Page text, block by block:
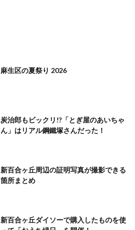
麻生区の夏祭り 2026
炭治郎もビックリ!?「とぎ屋のあいちゃ
ん」はリアル鋼鐵塚さんだった！
新百合ヶ丘周辺の証明写真が撮影できる
箇所まとめ
新百合ヶ丘ダイソーで購入したものを使